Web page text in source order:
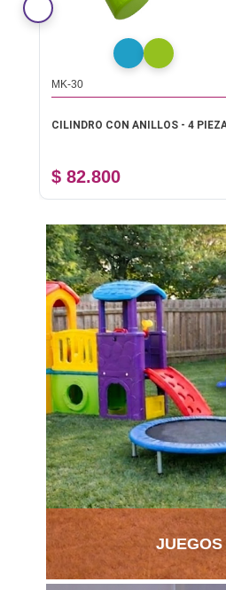
MK-30
CILINDRO CON ANILLOS - 4
$ 82.800
JUEGOS